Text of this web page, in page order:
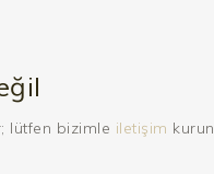
lütfen bizimle iletişim kurun